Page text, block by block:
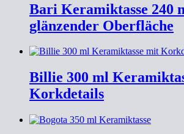
Bari Keramiktasse 240
glänzender Oberfläche
Billie 300 ml
Korkdetails